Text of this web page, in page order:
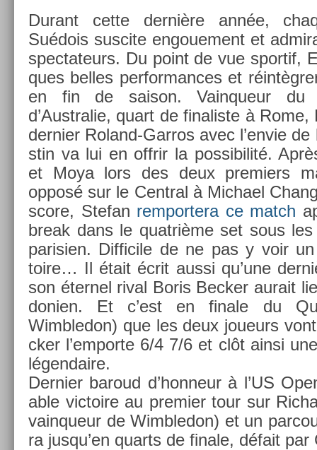
Durant cette dernière année,
Suédois sus­cite en­goue­ment et
spec­tateurs. Du point de vue spor­tif,
ques be­lles per­for­mances et
en fin de saison. Vain­queur du
d’Australie, quart de fin­alis­te à
de­rni­er Roland-Garros avec l’envie
stin va lui en of­frir la pos­sibilité.
et Moya lors des deux pre­mi­ers
opposé sur le Centr­al à Mic­hael
score, Stefan re­mpor­tera ce match
break dans le quat­rième set sous
parisi­en. Dif­ficile de ne pas y voir
toire… Il était écrit aussi qu’une
son éter­nel rival Boris Be­ck­er aurait
doni­en. Et c’est en fin­ale du
Wimbledon) que les deux joueurs
ck­er l’em­porte 6/4 7/6 et clôt ainsi
légen­daire.
De­rni­er baroud d’hon­neur à l’US
able vic­toire au pre­mi­er tour sur
vain­queur de Wimbledon) et un
ra jusqu’en quarts de fin­ale, défait